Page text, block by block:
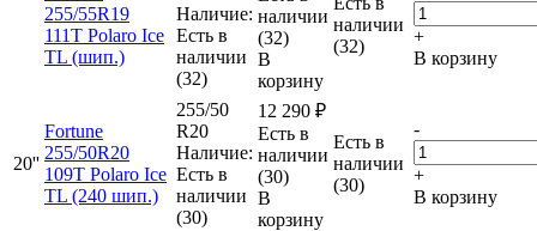
255/55R19
111T Polaro Ice
TL (шип.)
Наличие:
Есть в
наличии
(32)
наличии
(32)
В
корзину
наличии
(32)
+
В корзину
20''
Fortune
255/50R20
109T Polaro Ice
TL (240 шип.)
255/50
R20
Наличие:
Есть в
наличии
(30)
12 290 ₽
Есть в
наличии
(30)
В
корзину
Есть в
наличии
(30)
-
+
В корзину